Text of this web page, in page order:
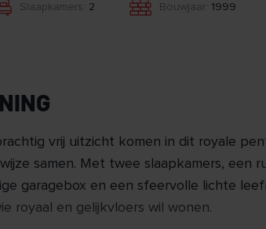
Slaapkamers: 2 Bouwjaar: 1999
vrij uitzicht komen in dit royale
samen. Met twee slaapkamers, een
garagebox en een sfeervolle lichte
royaal en gelijkvloers wil wonen.